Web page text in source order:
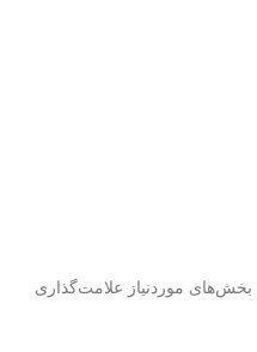
بخش‌های موردنیاز علامت‌گذاری